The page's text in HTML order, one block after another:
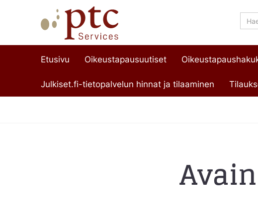
Hae
Etusivu Oikeustapausuutiset
Julkiset.fi-tietopalvelun hinnat ja tilaaminen